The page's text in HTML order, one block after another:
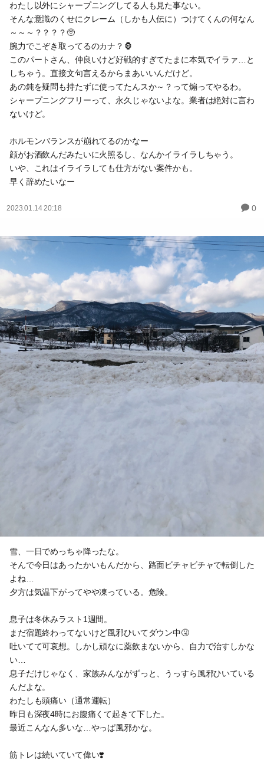
わたし以外にシャープニングしてる人も見た事ない。
そんな意識のくせにクレーム（しかも人伝に）つけてくんの何なん
～～～？？？？🥺
腕力でこぞき取ってるのカナ？🦍
このパートさん、仲良いけど好戦的すぎてたまに本気でイラァ…と
しちゃう。直接文句言えるからまあいいんだけど。
あの鈍を疑問も持たずに使ってたんスか～？って煽ってやるわ。
シャープニングフリーって、永久じゃないよな。業者は絶対に言わ
ないけど。
ホルモンバランスが崩れてるのかなー
顔がお酒飲んだみたいに火照るし、なんかイライラしちゃう。
いや、これはイライラしても仕方がない案件かも。
早く辞めたいなー
2023.01.14 20:18 0
雪、一日でめっちゃ降ったな。
そんで今日はあったかいもんだから、路面ビチャビチャで転倒した
よね…
夕方は気温下がってやや凍っている。危険。
息子は冬休みラスト1週間。
まだ宿題終わってないけど風邪ひいてダウン中🤧
吐いてて可哀想。しかし頑なに薬飲まないから、自力で治すしかな
い…
息子だけじゃなく、家族みんながずっと、うっすら風邪ひいている
んだよな。
わたしも頭痛い（通常運転）
昨日も深夜4時にお腹痛くて起きて下した。
最近こんなん多いな…やっぱ風邪かな。
筋トレは続いていて偉い❣️